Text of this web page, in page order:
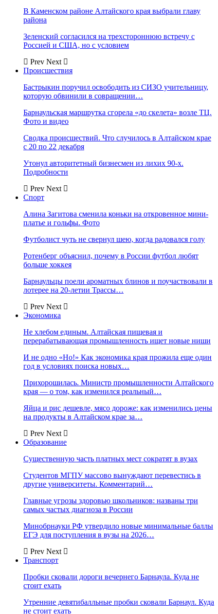
В Каменском районе Алтайского края выбрали главу
района
Зеленский согласился на трехстороннюю встречу с
Россией и США, но с условием
Prev Next
Происшествия
Бастрыкин поручил освободить из СИЗО учительницу,
которую обвинили в совращении…
Барнаульская маршрутка сгорела «до скелета» возле ТЦ.
Фото и видео
Сводка происшествий. Что случилось в Алтайском крае
с 20 по 22 декабря
Утонул авторитетный бизнесмен из лихих 90-х.
Подробности
Prev Next
Спорт
Алина Загитова сменила коньки на откровенное мини-
платье и гольфы. Фото
Футболист чуть не свернул шею, когда радовался голу
Ротенберг объяснил, почему в России футбол любят
больше хоккея
Барнаульцы поели ароматных блинов и поучаствовали в
лотерее на 20-летии Трассы…
Prev Next
Экономика
Не хлебом единым. Алтайская пищевая и
перерабатывающая промышленность ищет новые ниши
И не одно «Но!» Как экономика края прожила еще один
год в условиях поиска новых…
Прихорошилась. Министр промышленности Алтайского
края — о том, как изменился реальный…
Яйца и рис дешевле, мясо дороже: как изменились цены
на продукты в Алтайском крае за…
Prev Next
Образование
Существенную часть платных мест сократят в вузах
Студентов МГПУ массово вынуждают перевестись в
другие университеты. Комментарий…
Главные угрозы здоровью школьников: названы три
самых частых диагноза в России
Минобрнауки РФ утвердило новые минимальные баллы
ЕГЭ для поступления в вузы на 2026…
Prev Next
Транспорт
Пробки сковали дороги вечернего Барнаула. Куда не
стоит ехать
Утренние девятибалльные пробки сковали Барнаул. Куда
не стоит ехать